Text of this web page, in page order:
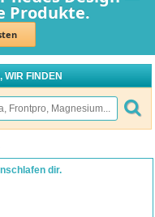
Produkte.
WIR FINDEN
dir.